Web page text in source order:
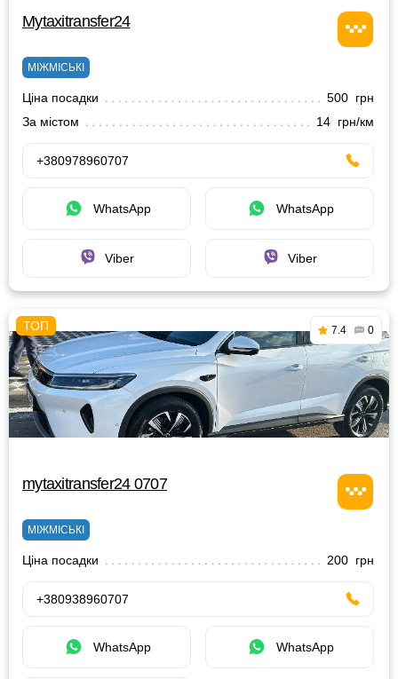
Mytaxitransfer24
МІЖМІСЬКІ
Ціна посадки
500 грн
За містом
14 грн/км
+380978960707
WhatsApp WhatsApp
Viber Viber
7.4 0
mytaxitransfer24 0707
МІЖМІСЬКІ
Ціна посадки 200 грн
+380938960707
WhatsApp WhatsApp